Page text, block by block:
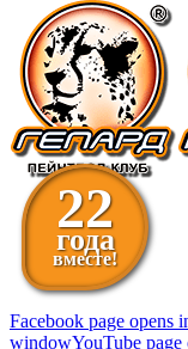
22
года
вместе!
Facebook page opens
windowYouTube